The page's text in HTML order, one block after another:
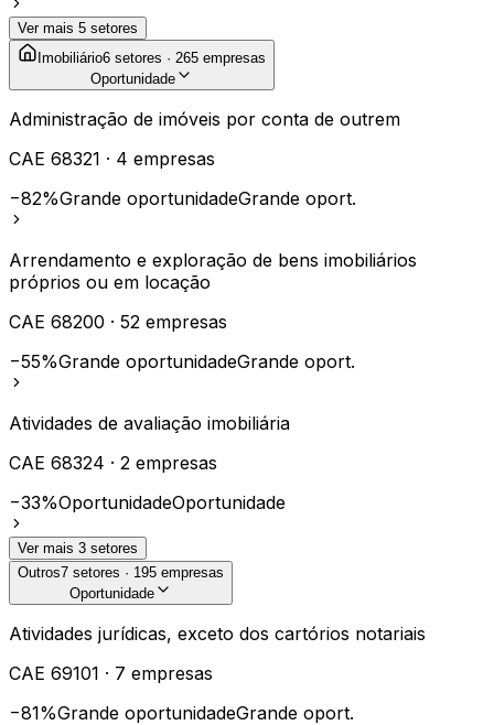
Ver mais 5 setores
Imobiliário6 setores · 265 empresas
Oportunidade
Administração de imóveis por conta de outrem
CAE 68321 · 4 empresas
−82%Grande oportunidadeGrande oport.
Arrendamento e exploração de bens imobiliários
próprios ou em locação
CAE 68200 · 52 empresas
−55%Grande oportunidadeGrande oport.
Atividades de avaliação imobiliária
CAE 68324 · 2 empresas
−33%OportunidadeOportunidade
Ver mais 3 setores
Outros7 setores · 195 empresas
Oportunidade
Atividades jurídicas, exceto dos cartórios notariais
CAE 69101 · 7 empresas
−81%Grande oportunidadeGrande oport.